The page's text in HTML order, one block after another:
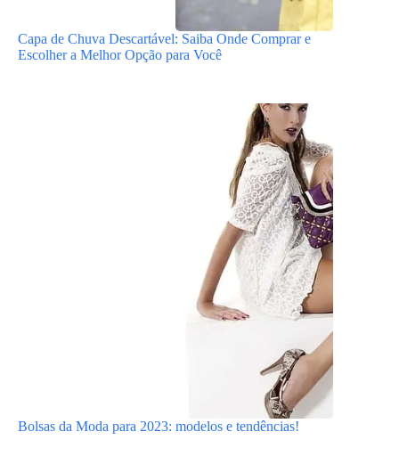
Capa de Chuva Descartável: Saiba Onde Comprar e
Escolher a Melhor Opção para Você
Bolsas da Moda para 2023: modelos e tendências!